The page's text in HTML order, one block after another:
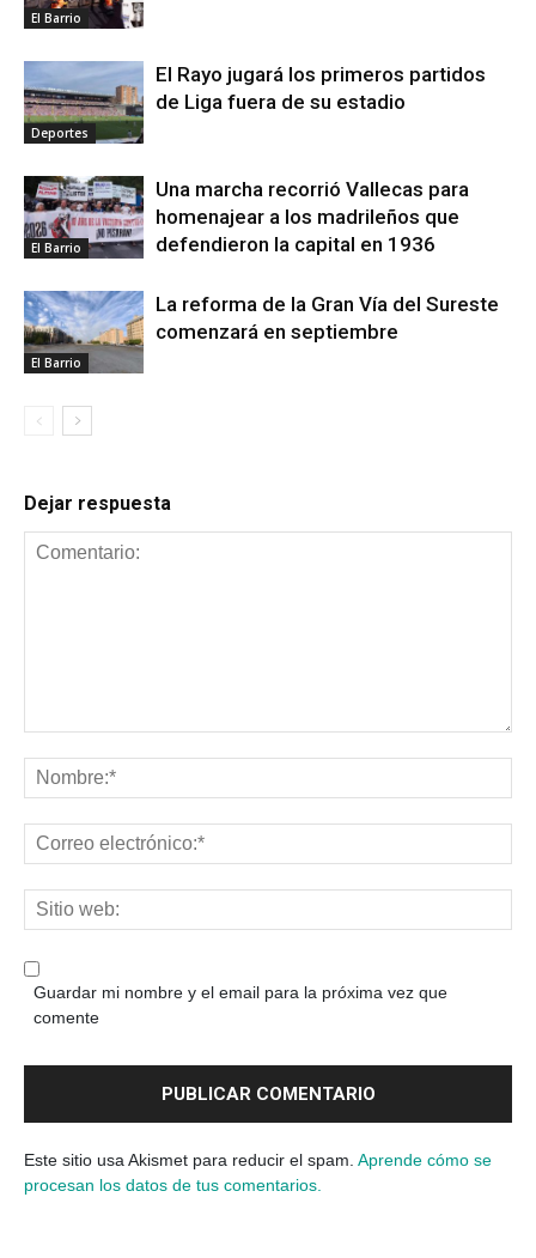
El Barrio
Deportes
El Rayo jugará los primeros partidos
de Liga fuera de su estadio
El Barrio
Una marcha recorrió Vallecas para
homenajear a los madrileños que
defendieron la capital en 1936
El Barrio
La reforma de la Gran Vía del Sureste
comenzará en septiembre
Dejar respuesta
Guardar mi nombre y el email para la próxima vez que
comente
Este sitio usa Akismet para reducir el spam. Aprende cómo se
procesan los datos de tus comentarios.